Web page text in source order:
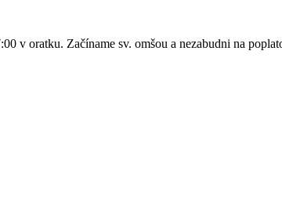
v oratku. Začíname sv. omšou a nezabudni na